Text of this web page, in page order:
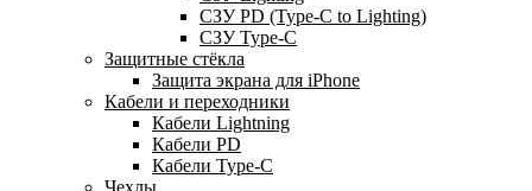
СЗУ PD (Type-C to Lighting)
СЗУ Type-C
Защитные стёкла
Защита экрана для iPhone
Кабели и переходники
Кабели Lightning
Кабели PD
Кабели Type-C